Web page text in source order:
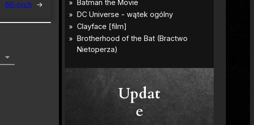
60-tych →
Updat
e